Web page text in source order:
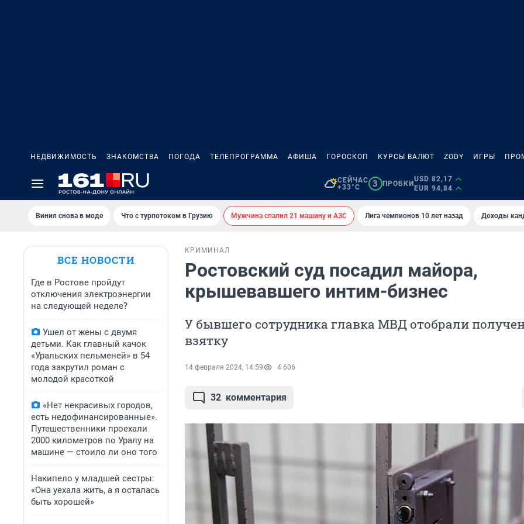
НЕДВИЖИМОСТЬ ЗНАКОМСТВА ПОГОДА ТЕЛЕПРОГРАММА АФИША ГОРОСКОП КУРСЫ ВАЛЮТ ZODY ИГРЫ
СЕЙЧАС
+33°C
3 ПРОБКИ
USD 82,17
EUR 94,84
Винил снова в моде Что с турпотоком в Грузию Мужчина спалил 21 машину и АЗС Лига чемпионов 10 лет назад Доходы
ВСЕ НОВОСТИ
Где в Ростове пройдут
отключения электроэнергии
на следующей неделе?
Ушел от жены с двумя
детьми. Как главный качок
«Уральских пельменей» в 54
года закрутил роман с
молодой красоткой
«Нет некрасивых городов,
есть недофинансированные».
Путешественники проехали
2000 километров по Уралу на
машине — стоило ли оно того
Накипело у младшей сестры:
«Она уехала жить, а я осталась
быть хорошей»
КРИМИНАЛ
Ростовский суд посадил майора,
крышевавшего интим-бизнес
У бывшего сотрудника главка МВД отобрали
взятку
14 февраля 2024, 14:59 4 606
32 комментария